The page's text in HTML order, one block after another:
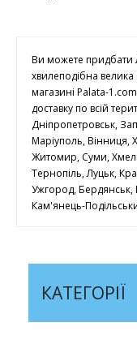
Ви можете придбати
хвилеподібна велика
магазині Palata-
доставку по всій
Дніпропетровськ,
Маріуполь, Вінниця,
Житомир, Суми,
Тернопіль, Луцьк,
Ужгород, Бердянськ,
Кам'янець-
КАТЕГОРІЇ